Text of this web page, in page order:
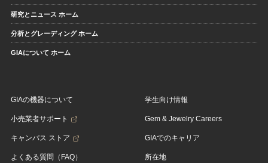
研究とニュース ホーム
分析とグレーディング ホーム
GIAについて ホーム
GIAの機器について
小売業者サポート
キャンパス ストア
よくある質問（FAQ）
学生向け情報
Gem & Jewelry Careers
GIAでのキャリア
所在地